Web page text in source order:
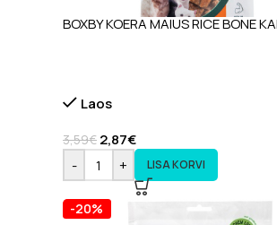
BOXBY KOERA MAIUS RICE BONE
Laos
3,59€ 2,87€
-
+ LISA KORVI
-20%